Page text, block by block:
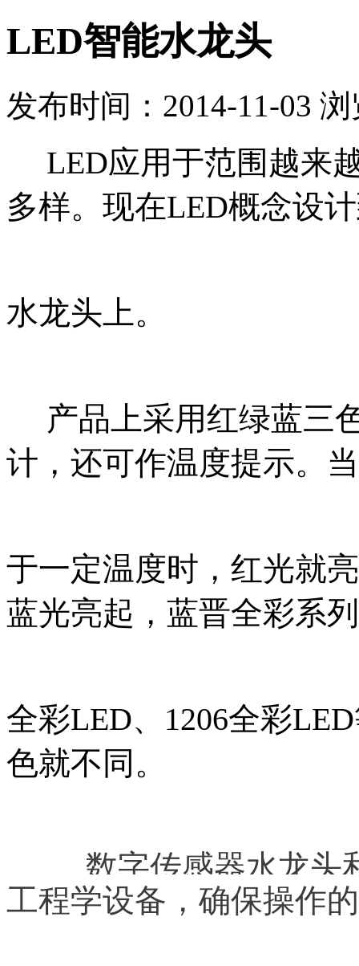
LED智能水龙头
发布时间：2014-11-03
LED应用于范围越来
多样。现在LED概念设
水龙头上。
产品上采用红绿蓝三
计，还可作温度提示。
于一定温度时，红光就
蓝光亮起，蓝晋全彩系
全彩LED、1206全彩
色就不同。
数字传感器水龙头和
工程学设备，确保操作